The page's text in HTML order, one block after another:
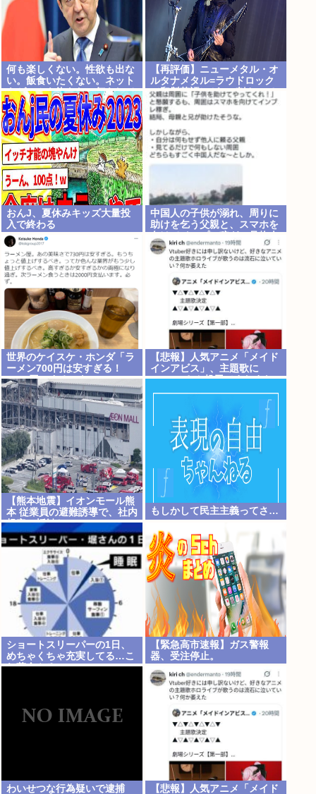
何も楽しくない。性欲も出な
い。飯食いたくない。ネット
もゲームも飽きた。何をして
も意味が無い。安倍晋三
【再評価】ニューメタル・オ
ルタナメタル=ラウドロック
（和製英語）がZに刺さって
るらしい。お前らがキッズの
頃好きだったバンドは何？
おんJ、夏休みキッズ大量投
入で終わる
中国人の子供が溺れ、周りに
助けを乞う父親と、スマホを
向けてインプレ稼ぎの見物人
世界のケイスケ・ホンダ「ラ
ーメン700円は安すぎる！
2000円にするべき」
【悲報】人気アニメ「メイド
インアビス」、主題歌に
VTuberさん起用でまたまた
また炎上www
【熊本地震】イオンモール熊
本 従業員の避難誘導で、社内
規定に抵触か
もしかして民主主義ってさ…
ショートスリーパーの1日、
めちゃくちゃ充実してる…こ
れ革命やろwww
【緊急高市速報】ガス警報
器、受注停止。
わいせつな行為疑いで逮捕 【悲報】人気アニメ「メイド